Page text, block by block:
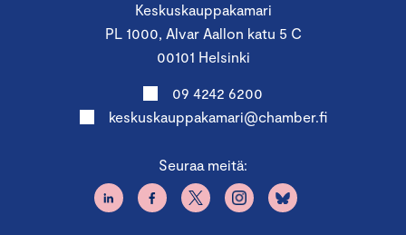
Keskuskauppakamari
PL 1000, Alvar Aallon katu 5 C
00101 Helsinki
09 4242 6200
keskuskauppakamari@chamber.fi
Seuraa meitä: